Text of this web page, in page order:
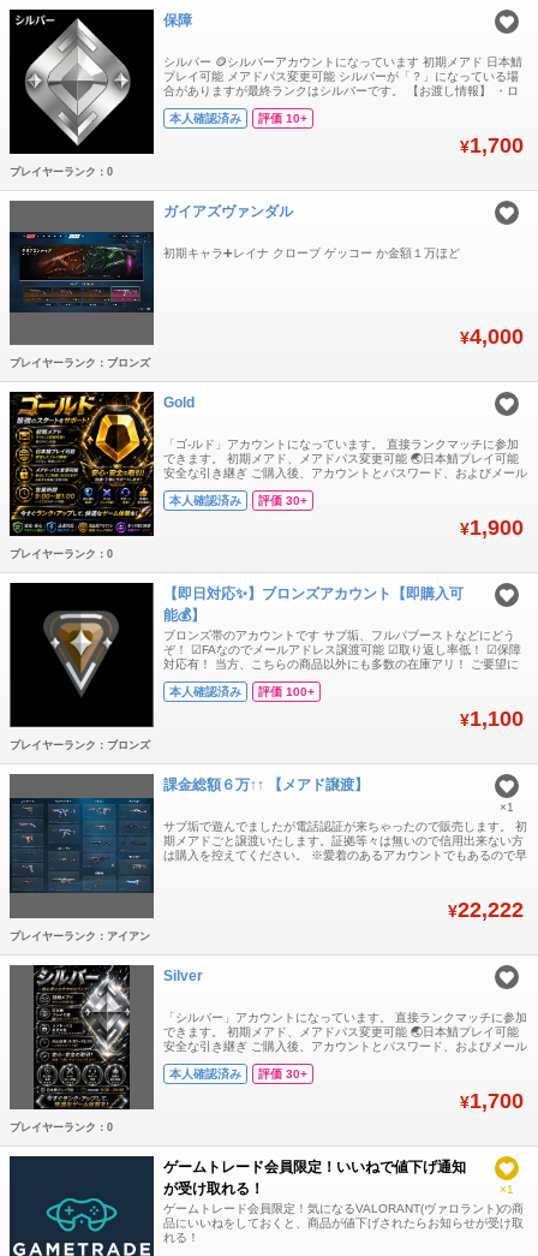
保障
シルバー 🪙シルバーアカウントになっています 初期メアド 日本鯖
プレイ可能 メアドパス変更可能 シルバーが「？」になっている場
合がありますが最終ランクはシルバーです。 【お渡し情報】 ・ロ
払い確認後、アカウント情報を送信します GTプラットフォームに
本人確認済み 評価 10+
¥1,700
プレイヤーランク：0
ガイアズヴァンダル
初期キャラ➕レイナ クローブ ゲッコー か金額１万ほど
¥4,000
プレイヤーランク：ブロンズ
Gold
「ゴ-ルド」アカウントになっています。 直接ランクマッチに参加
できます。 初期メアド、メアドパス変更可能 🌏日本鯖プレイ可能
安全な引き継ぎ ご購入後、アカウントとパスワード、およびメール
には安価なアカウントがいくつかあることは知っていますが、それ
本人確認済み 評価 30+
¥1,900
プレイヤーランク：0
【即日対応✨️】ブロンズアカウント【即購入可
能💰️】
ブロンズ帯のアカウントです サブ垢、フルパブーストなどにどう
ぞ！ ☑FAなのでメールアドレス譲渡可能 ☑取り返し率低！ ☑保障
対応有！ 当方、こちらの商品以外にも多数の在庫アリ！ ご要望に
軽にコメント欄よりお問い合わせください
本人確認済み 評価 100+
¥1,100
プレイヤーランク：ブロンズ
課金総額６万↑↑ 【メアド譲渡】
サブ垢で遊んでましたが電話認証が来ちゃったので販売します。 初
期メアドごと譲渡いたします。証拠等々は無いので信用出来ない方
は購入を控えてください。 ※愛着のあるアカウントでもあるので早
¥22,222
×1
プレイヤーランク：アイアン
Silver
「シルバー」アカウントになっています。 直接ランクマッチに参加
できます。 初期メアド、メアドパス変更可能 🌏日本鯖プレイ可能
安全な引き継ぎ ご購入後、アカウントとパスワード、およびメール
には安価なアカウントがいくつかあることは知っていますが、それ
本人確認済み 評価 30+
¥1,700
プレイヤーランク：0
ゲームトレード会員限定！いいねで値下げ通知
が受け取れる！
ゲームトレード会員限定！気になるVALORANT(ヴァロラント)の商
品にいいねをしておくと、商品が値下げされたらお知らせが受け取
れる！
×1